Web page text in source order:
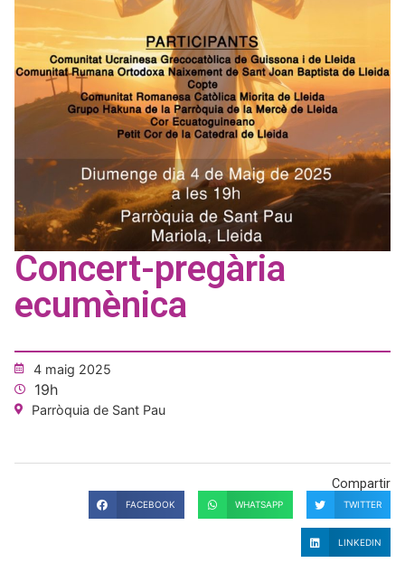
Concert-pregària
ecumènica
4 maig 2025
19h
Parròquia de Sant Pau
Compartir
FACEBOOK WHATSAPP TWITTER
LINKEDIN